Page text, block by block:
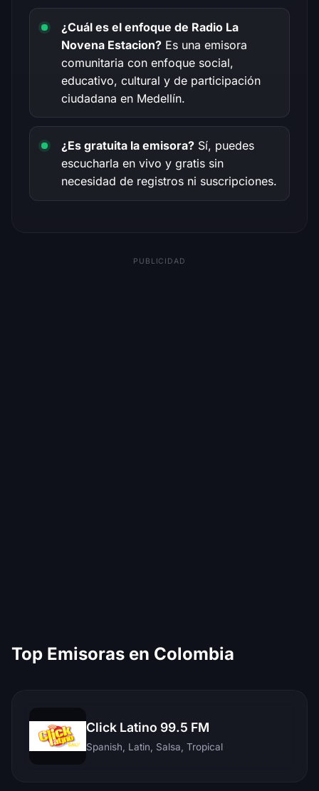
¿Cuál es el enfoque de Radio La
Novena Estacion? Es una emisora
comunitaria con enfoque social,
educativo, cultural y de participación
ciudadana en Medellín.
¿Es gratuita la emisora? Sí, puedes
escucharla en vivo y gratis sin
necesidad de registros ni suscripciones.
PUBLICIDAD
Top Emisoras en Colombia
Click Latino 99.5 FM
Spanish, Latin, Salsa, Tropical